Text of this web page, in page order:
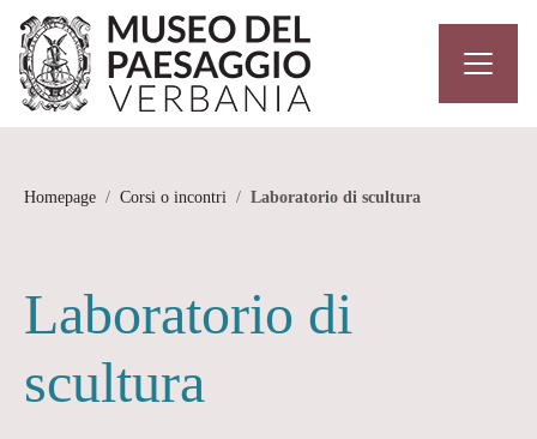
Homepage / Corsi o incontri / Laboratorio di scultura
Laboratorio di
scultura